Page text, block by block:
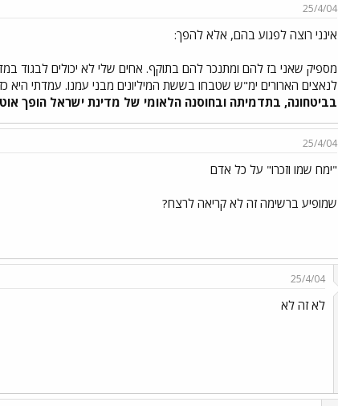
25/4/04
אינני רוצה לפגוע בהם, אלא להפך:
מספיק שאני בז להם ומתנכר להם בתוקף. אחים שלי לא יכולים לבגוד
לנאצים הארורים ימ"ש שטבחו בששת המיליונים מבני עמנו. עמדתי היא
בביטחונה, בתדמיתה ובחוסנה הלאומי של מדינת ישראל הופך
25/4/04
"ימח שמו וזכרו" על כל אדם
שמופיע ברשימה זה לא קריאה לרצח?
25/4/04
לא זה לא